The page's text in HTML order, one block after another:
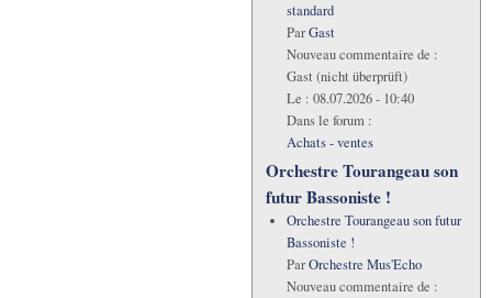
standard
ParGast
Nouveau commentaire de :
Gast (nicht überprüft)
Le : 08.07.2026 - 10:40
Dans le forum :
Achats - ventes
Orchestre Tourangeau son
futur Bassoniste !
Orchestre Tourangeau son futur
Bassoniste !
ParOrchestre Mus'Echo
Nouveau commentaire de :